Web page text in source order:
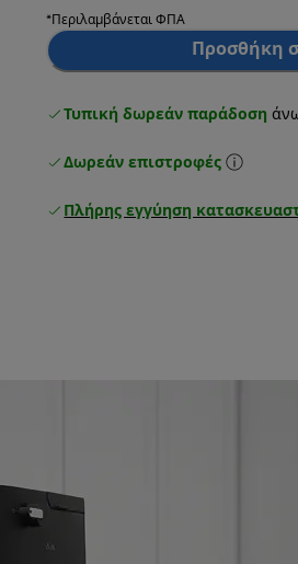
*Περιλαμβάνεται ΦΠΑ
Προσθήκη
Τυπική δωρεάν παράδοση
Δωρεάν επιστροφές
Πλήρης εγγύηση